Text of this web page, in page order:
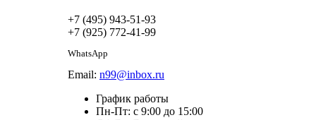
+7 (495) 943-51-93
+7 (925) 772-41-99
WhatsApp
Email: n99@inbox.ru
График работы
Пн-Пт: с 9:00 до 15:00